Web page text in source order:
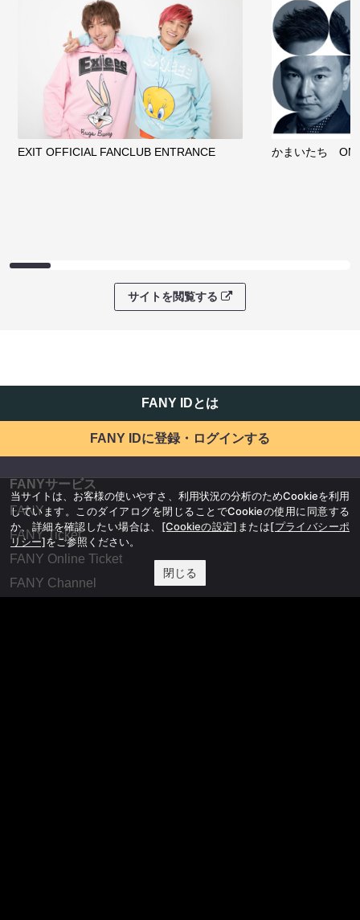
EXIT OFFICIAL FANCLUB ENTRANCE かまいたち
サイトを閲覧する
FANY IDとは
FANY IDに登録・ログインする
FANYサービス
FANY
FANY Ticket
FANY Online Ticket
FANY Channel
当サイトは、お客様の使いやすさ、利用状況の分析のためCookieを利用
しています。このダイアログを閉じることでCookieの使用に同意する
か、詳細を確認したい場合は、 [Cookieの設定] または[プライバシーポ
リシー]をご参照ください。
閉じる